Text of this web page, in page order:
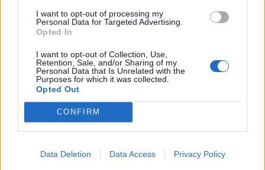
I want to opt-out of processing my
Personal Data for Targeted Advertising.
Opted In
I want to opt-out of Collection, Use,
Retention, Sale, and/or Sharing of my
Personal Data that Is Unrelated with the
Purposes for which it was collected.
Opted Out
CONFIRM
Data Deletion Data Access Privacy Policy
τροπολογία
Υπουργείο Εργασίας και Κοινωνικών Υποθέσεων - ΥΠΕΡΓ
ΠΡΟΗΓΟΎΜΕΝΟ ΆΡΘΡΟ
Δανδουλάκη και η Λένα
του αυτοκίνητου που